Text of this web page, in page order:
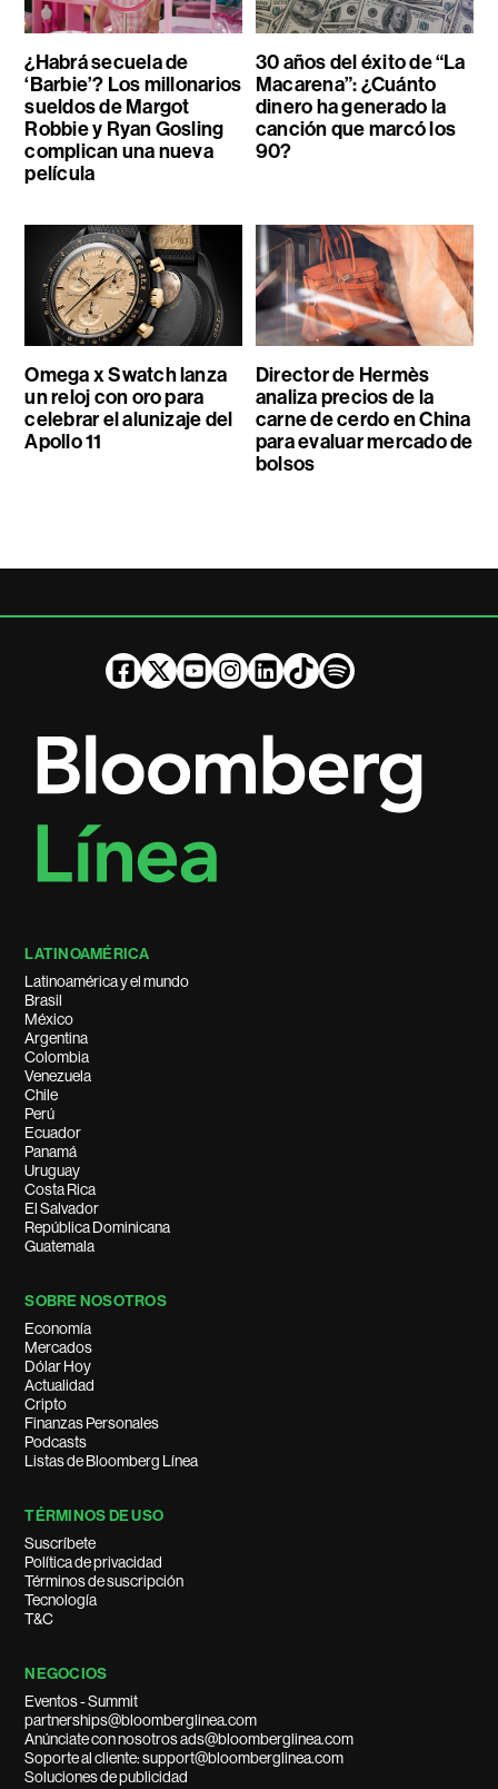
¿Habrá secuela de
‘Barbie’? Los millonarios
sueldos de Margot
Robbie y Ryan Gosling
complican una nueva
película
30 años del éxito de “La
Macarena”: ¿Cuánto
dinero ha generado la
canción que marcó los
90?
Omega x Swatch lanza
un reloj con oro para
celebrar el alunizaje del
Apollo 11
Director de Hermès
analiza precios de la
carne de cerdo en China
para evaluar mercado de
bolsos
LATINOAMÉRICA
Latinoamérica y el mundo
Brasil
México
Argentina
Colombia
Venezuela
Chile
Perú
Ecuador
Panamá
Uruguay
Costa Rica
El Salvador
República Dominicana
Guatemala
SOBRE NOSOTROS
Economía
Mercados
Dólar Hoy
Actualidad
Cripto
Finanzas Personales
Podcasts
Listas de Bloomberg Línea
TÉRMINOS DE USO
Suscríbete
Política de privacidad
Términos de suscripción
Tecnología
T&C
NEGOCIOS
Eventos - Summit
partnerships@bloomberglinea.com
Anúnciate con nosotros ads@bloomberglinea.com
Soporte al cliente: support@bloomberglinea.com
Soluciones de publicidad